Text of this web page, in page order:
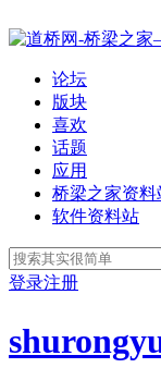
论坛
版块
喜欢
话题
应用
桥梁之家资料
软件资料站
登录注册